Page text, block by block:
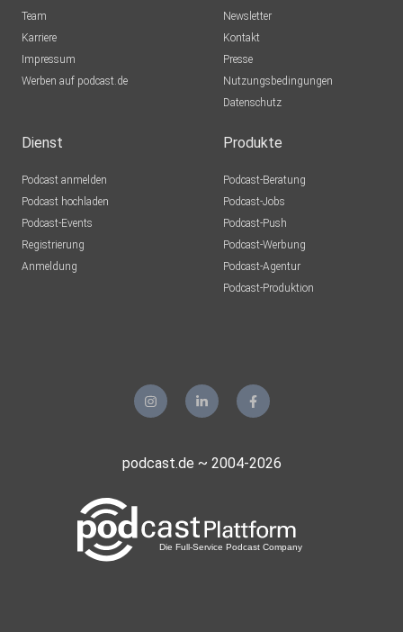
Team
Karriere
Impressum
Werben auf podcast.de
Newsletter
Kontakt
Presse
Nutzungsbedingungen
Datenschutz
Dienst
Podcast anmelden
Podcast hochladen
Podcast-Events
Registrierung
Anmeldung
Produkte
Podcast-Beratung
Podcast-Jobs
Podcast-Push
Podcast-Werbung
Podcast-Agentur
Podcast-Produktion
podcast.de ~ 2004-2026